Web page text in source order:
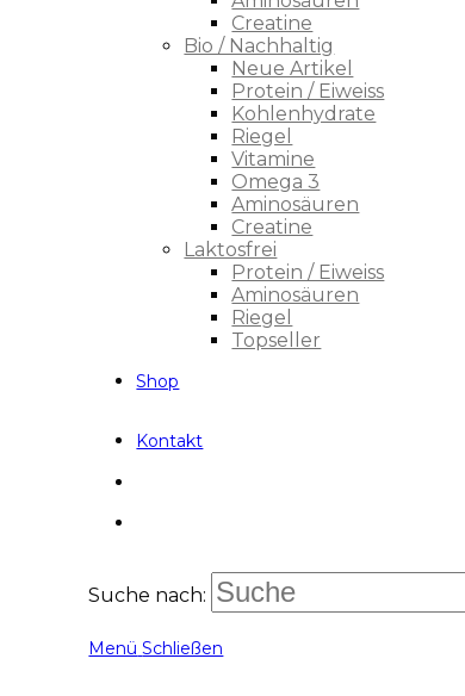
Creatine
Bio / Nachhaltig
Neue Artikel
Protein / Eiweiss
Kohlenhydrate
Riegel
Vitamine
Omega 3
Aminosäuren
Creatine
Laktosfrei
Protein / Eiweiss
Aminosäuren
Riegel
Topseller
Shop
Kontakt
Suche nach:
Menü Schließen